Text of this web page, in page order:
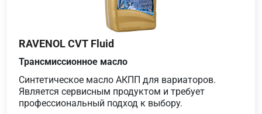
RAVENOL CVT Fluid
Трансмиссионное масло
Синтетическое масло АКПП для вариаторов.
Является сервисным продуктом и требует
профессиональный подход к выбору.